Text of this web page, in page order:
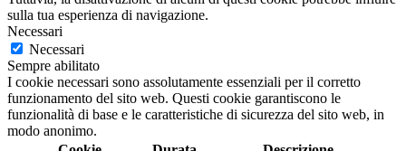
sulla tua esperienza di navigazione.
Necessari
Necessari
Sempre abilitato
I cookie necessari sono assolutamente essenziali per il corretto
funzionamento del sito web. Questi cookie garantiscono le
funzionalità di base e le caratteristiche di sicurezza del sito web, in
modo anonimo.